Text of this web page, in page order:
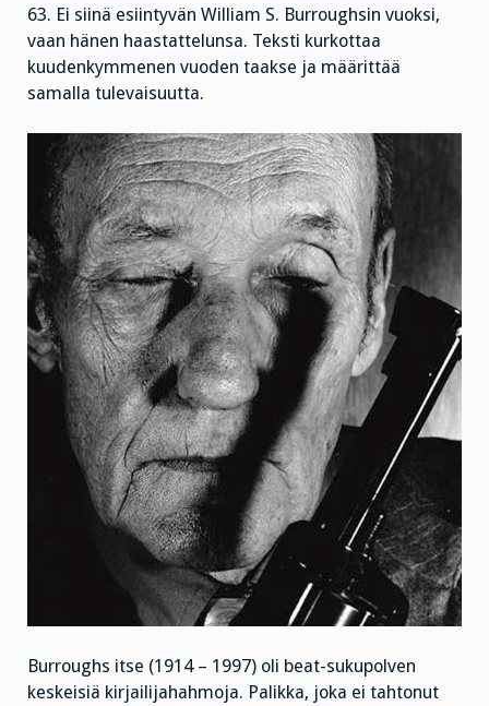
63. Ei siinä esiintyvän William S. Burroughsin vuoksi,
vaan hänen haastattelunsa. Teksti kurkottaa
kuudenkymmenen vuoden taakse ja määrittää
samalla tulevaisuutta.
Burroughs itse (1914 – 1997) oli beat-sukupolven
keskeisiä kirjailijahahmoja. Palikka, joka ei tahtonut